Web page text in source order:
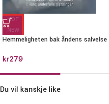
HOT
NEW
Hemmeligheten bak åndens salvelse
kr279
Du vil kanskje like